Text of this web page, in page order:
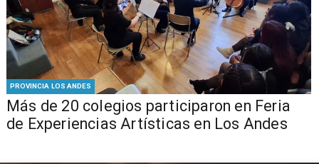
PROVINCIA LOS ANDES
Más de 20 colegios participaron en Feria
de Experiencias Artísticas en Los Andes